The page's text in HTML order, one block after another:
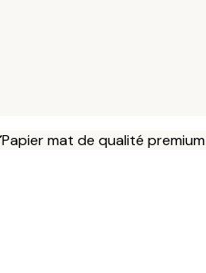
Papier mat de qualité premium